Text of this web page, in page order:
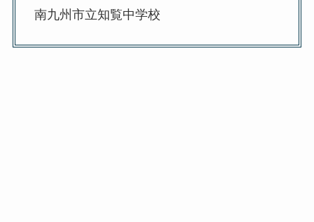
南九州市立知覧中学校